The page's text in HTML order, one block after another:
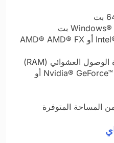
المعالج: Intel® iCore™ i5-2500K أو AMD® AMD® FX
بطاقة الرسومات: Nvidia® GeForce™ GTX 580 أو